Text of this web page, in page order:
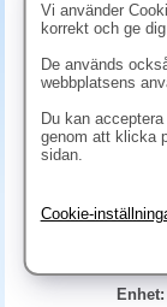
Enhet:
Vi använder
korrekt och ge
De används
webbplatsens
Du kan
genom att klicka
sidan.
Cookie-